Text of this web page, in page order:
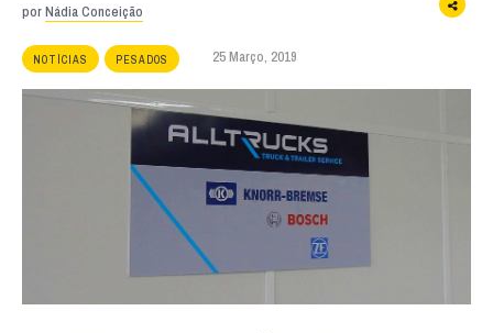
porNádia Conceição
NOTÍCIAS PESADOS 25 Março, 2019